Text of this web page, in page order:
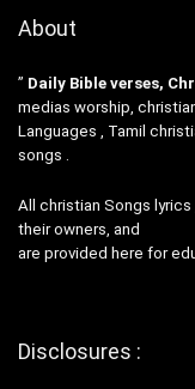
About
” Daily Bible verses,
medias worship,
Languages , Tamil
songs .
All christian Songs
their owners, and
are provided here for
Disclosures :